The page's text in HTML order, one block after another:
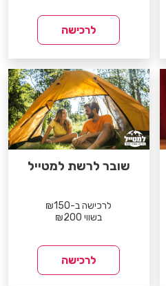
לרכישה
שובר לרשת למטייל
לרכישה ב-₪150
בשווי ₪200
לרכישה